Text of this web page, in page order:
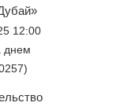
12:00
днем